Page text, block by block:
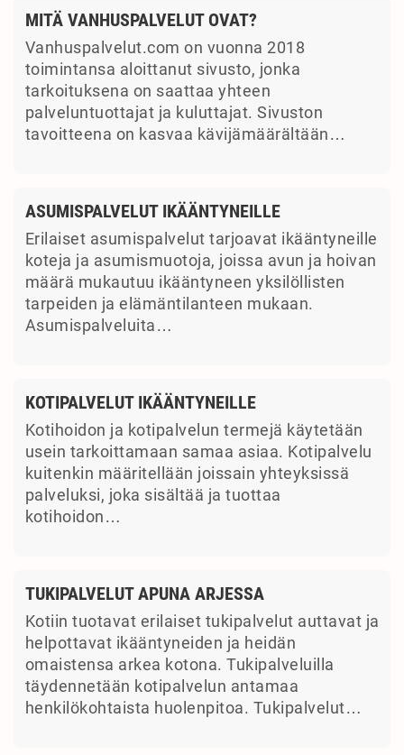
MITÄ VANHUSPALVELUT OVAT?
Vanhuspalvelut.com on vuonna 2018
toimintansa aloittanut sivusto, jonka
tarkoituksena on saattaa yhteen
palveluntuottajat ja kuluttajat. Sivuston
tavoitteena on kasvaa kävijämäärältään…
ASUMISPALVELUT IKÄÄNTYNEILLE
Erilaiset asumispalvelut tarjoavat ikääntyneille
koteja ja asumismuotoja, joissa avun ja hoivan
määrä mukautuu ikääntyneen yksilöllisten
tarpeiden ja elämäntilanteen mukaan.
Asumispalveluita…
KOTIPALVELUT IKÄÄNTYNEILLE
Kotihoidon ja kotipalvelun termejä käytetään
usein tarkoittamaan samaa asiaa. Kotipalvelu
kuitenkin määritellään joissain yhteyksissä
palveluksi, joka sisältää ja tuottaa
kotihoidon…
TUKIPALVELUT APUNA ARJESSA
Kotiin tuotavat erilaiset tukipalvelut auttavat ja
helpottavat ikääntyneiden ja heidän
omaistensa arkea kotona. Tukipalveluilla
täydennetään kotipalvelun antamaa
henkilökohtaista huolenpitoa. Tukipalvelut…